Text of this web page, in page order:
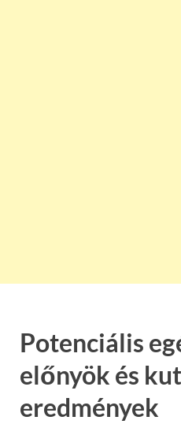
Potenciális
előnyök és
eredmények